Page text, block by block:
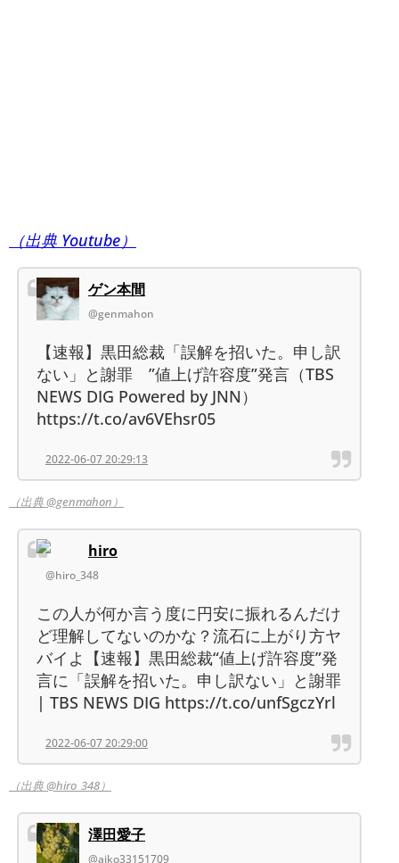
（出典 Youtube）
ゲン本間
@genmahon
【速報】黒田総裁「誤解を招いた。申し訳
ない」と謝罪 ”値上げ許容度”発言（TBS
NEWS DIG Powered by JNN）
https://t.co/av6VEhsr05
2022-06-07 20:29:13
（出典 @genmahon）
hiro
@hiro_348
この人が何か言う度に円安に振れるんだけ
ど理解してないのかな？流石に上がり方ヤ
バイよ【速報】黒田総裁“値上げ許容度”発
言に「誤解を招いた。申し訳ない」と謝罪
| TBS NEWS DIG https://t.co/unfSgczYrl
2022-06-07 20:29:00
（出典 @hiro_348）
澤田愛子
@aiko33151709